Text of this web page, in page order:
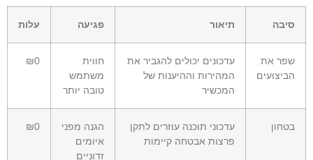
סיבה תיאור פגיעה עלות
שפר את
הביצועים
עדכונים יכולים להגביר את
המהירות וההיענות של
המכשיר
חווית
משתמש
טובה יותר
₪0
בטחון
עדכוני תוכנה עוזרים לתקן
פרצות אבטחה קיימות
הגנה מפני
איומים
זדוניים
₪0